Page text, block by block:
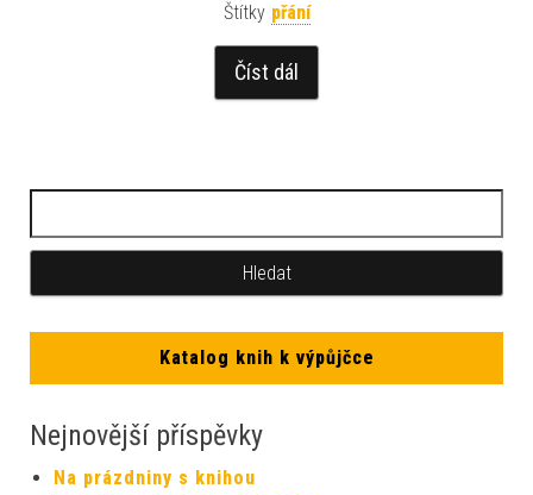
Štítky přání
Číst dál
Katalog knih k výpůjčce
Nejnovější příspěvky
Na prázdniny s knihou